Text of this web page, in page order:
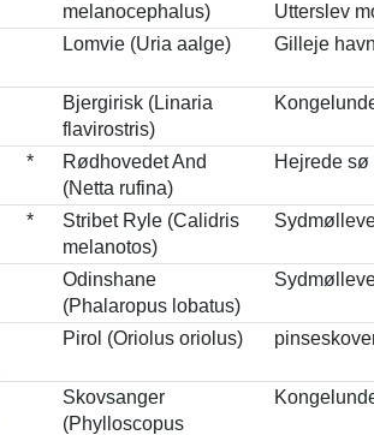
melanocephalus)
Utterslev
Lomvie (Uria aalge) Gilleje
Bjergirisk (Linaria
flavirostris)
*
Rødhovedet And
(Netta rufina)
Hejrede
*
Stribet Ryle (Calidris
melanotos)
Odinshane
(Phalaropus lobatus)
Pirol (Oriolus oriolus)
Skovsanger
(Phylloscopus